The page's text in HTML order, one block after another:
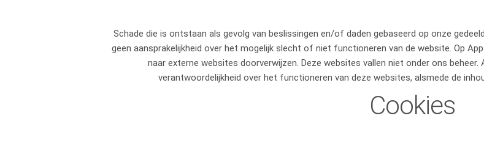
Schade die is ontstaan als gevolg van beslissingen en/of daden gebaseerd op onze
geen aansprakelijkheid over het mogelijk slecht of niet functioneren van de website. Op
naar externe websites doorverwijzen. Deze websites vallen niet onder ons
verantwoordelijkheid over het functioneren van deze websites, alsmede de
Cookies